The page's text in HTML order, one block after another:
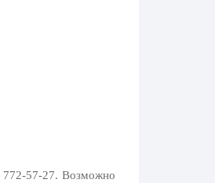
57-27. Возможно